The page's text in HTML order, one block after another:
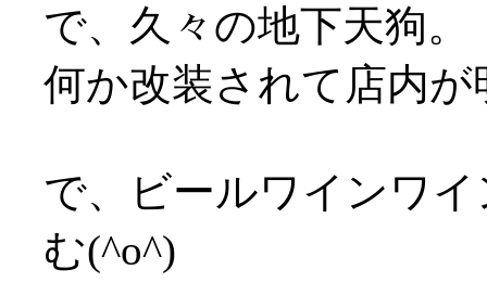
で、久々の地下天狗。
何か改装されて店内
で、ビールワインワ
む(^o^)